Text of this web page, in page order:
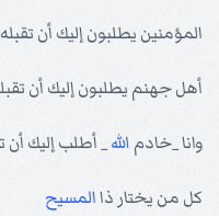
المؤمنين يطلبون إليك أن تقبله
أهل جهنم يطلبون إليك أن
وانا _خادم الله_ أطلب إليك أن
كل من يختار ذاالمسيح